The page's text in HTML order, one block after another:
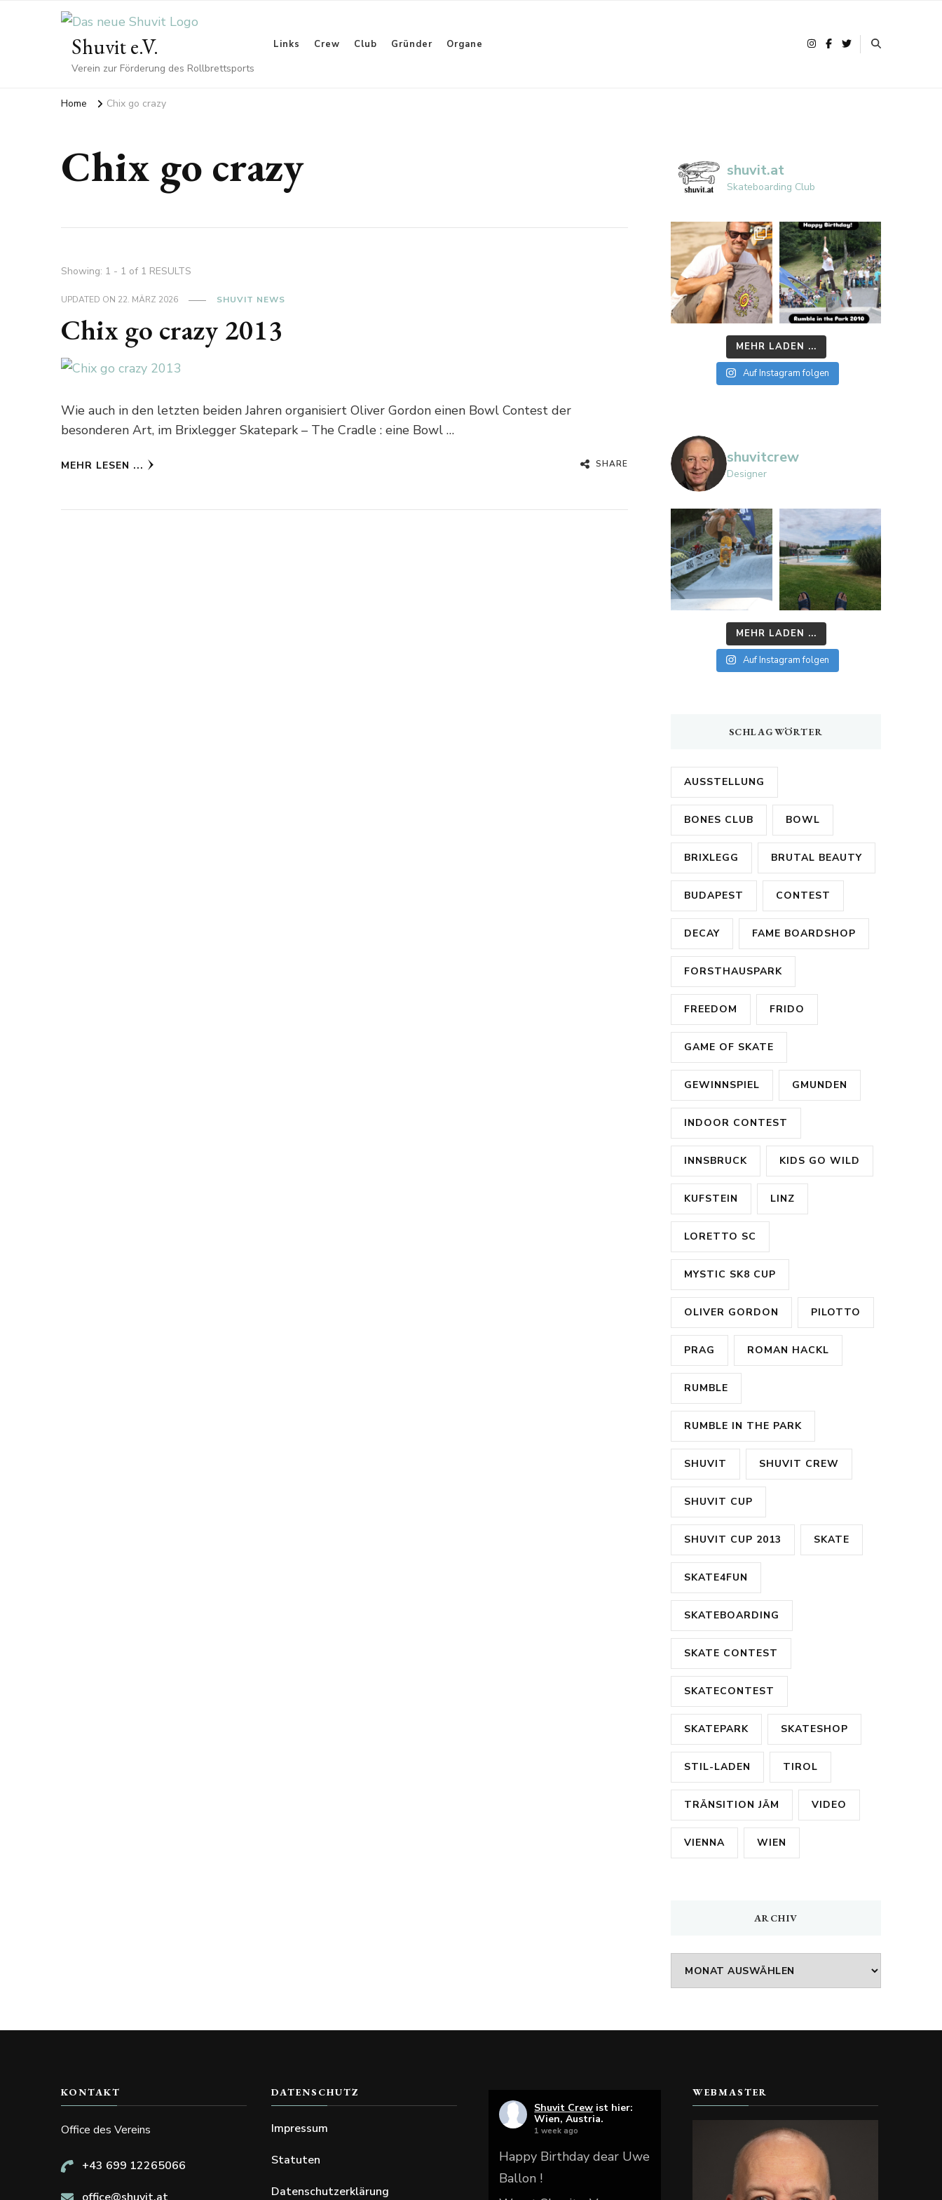
Shuvit e.V.
Verein zur Förderung des Rollbrettsports
Links Crew Club Gründer Organe
Home Chix go crazy
Chix go crazy
Showing: 1 - 1 of 1 RESULTS
UPDATED ON 22. MÄRZ 2026 SHUVIT NEWS
Chix go crazy 2013
Wie auch in den letzten beiden Jahren organisiert Oliver Gordon einen Bowl Contest der
besonderen Art, im Brixlegger Skatepark – The Cradle : eine Bowl …
MEHR LESEN ... SHARE
shuvit.at
Skateboarding Club
MEHR LADEN ...
Auf Instagram folgen
shuvitcrew
Designer
MEHR LADEN ...
Auf Instagram folgen
SCHLAGWÖRTER
AUSSTELLUNG
BONES CLUB BOWL
BRIXLEGG BRUTAL BEAUTY
BUDAPEST CONTEST
DECAY FAME BOARDSHOP
FORSTHAUSPARK
FREEDOM FRIDO
GAME OF SKATE
GEWINNSPIEL GMUNDEN
INDOOR CONTEST
INNSBRUCK KIDS GO WILD
KUFSTEIN LINZ
LORETTO SC
MYSTIC SK8 CUP
OLIVER GORDON PILOTTO
PRAG ROMAN HACKL
RUMBLE
RUMBLE IN THE PARK
SHUVIT SHUVIT CREW
SHUVIT CUP
SHUVIT CUP 2013 SKATE
SKATE4FUN
SKATEBOARDING
SKATE CONTEST
SKATECONTEST
SKATEPARK SKATESHOP
STIL-LADEN TIROL
TRÄNSITION JÄM VIDEO
VIENNA WIEN
ARCHIV
Archiv
KONTAKT
Office des Vereins
+43 699 12265066
DATENSCHUTZ
Impressum
Statuten
Datenschutzerklärung
Shuvit Crew ist hier:
Wien, Austria.
1 week ago
Happy Birthday dear Uwe
Ballon !
WEBMASTER